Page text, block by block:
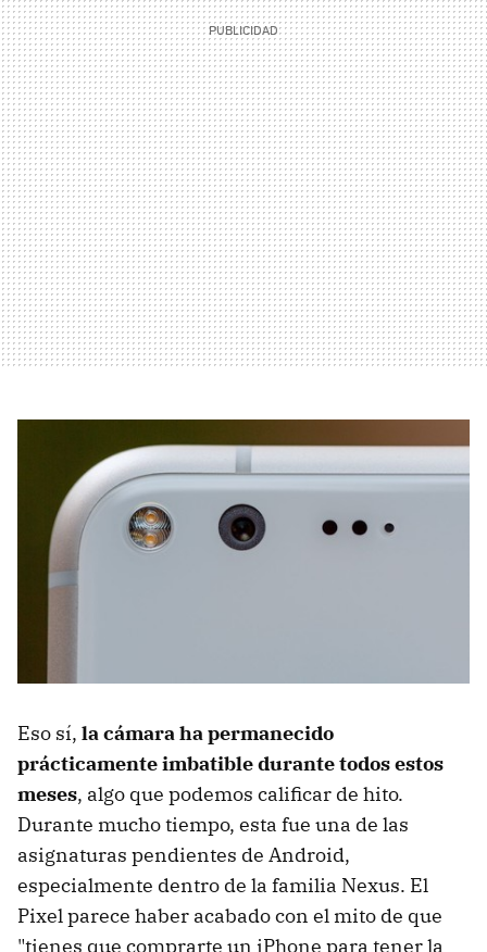
Eso sí, la cámara ha permanecido
prácticamente imbatible durante todos estos
meses, algo que podemos calificar de hito.
Durante mucho tiempo, esta fue una de las
asignaturas pendientes de Android,
especialmente dentro de la familia Nexus. El
Pixel parece haber acabado con el mito de que
"tienes que comprarte un iPhone para tener la